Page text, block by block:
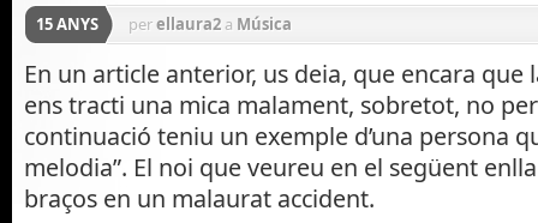
15 ANYS perellaura2 a Música
En un article anterior, us deia, que encara que
ens tracti una mica malament, sobretot, no
continuació teniu un exemple d’una persona
melodia”. El noi que veureu en el següent
braços en un malaurat accident.